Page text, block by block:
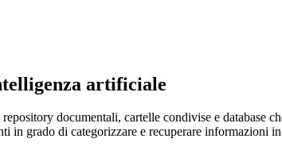
artificiale
documentali, cartelle condivise e database
in grado di categorizzare e recuperare informazioni